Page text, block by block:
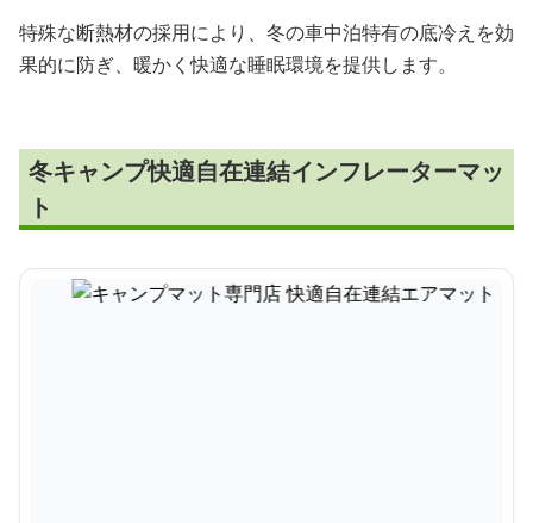
特殊な断熱材の採用により、冬の車中泊特有の底冷えを効
果的に防ぎ、暖かく快適な睡眠環境を提供します。
冬キャンプ快適自在連結インフレーターマッ
ト